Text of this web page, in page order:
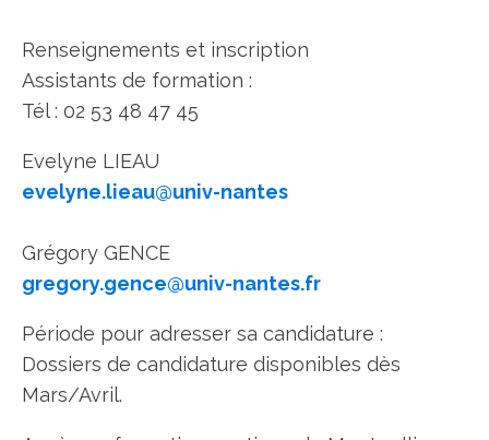
Renseignements et inscription
Assistants de formation :
Tél : 02 53 48 47 45
Evelyne LIEAU
evelyne.lieau@univ-nantes
Grégory GENCE
gregory.gence@univ-nantes.fr
Période pour adresser sa candidature :
Dossiers de candidature disponibles dès
Mars/Avril.